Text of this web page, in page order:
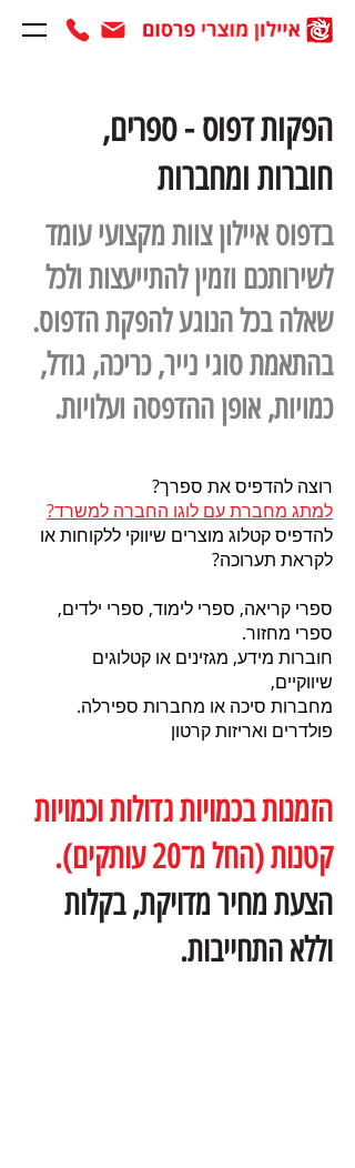
הפקות דפוס - ספרים,
חוברות ומחברות
בדפוס איילון צוות מקצועי עומד
לשירותכם וזמין להתייעצות ולכל
שאלה בכל הנוגע להפקת הדפוס.
בהתאמת סוגי נייר, כריכה, גודל,
כמויות, אופן ההדפסה ועלויות.
רוצה להדפיס את ספרך?
למתג מחברת עם לוגו החברה למשרד?
להדפיס קטלוג מוצרים שיווקי ללקוחות או
לקראת תערוכה?
ספרי קריאה, ספרי לימוד, ספרי ילדים,
ספרי מחזור.
חוברות מידע, מגזינים או קטלוגים
שיווקיים,
מחברות סיכה או מחברות ספירלה.
פולדרים ואריזות קרטון
הזמנות בכמויות גדולות וכמויות
קטנות (החל מ־20 עותקים).
הצעת מחיר מדויקת, בקלות
וללא התחייבות.